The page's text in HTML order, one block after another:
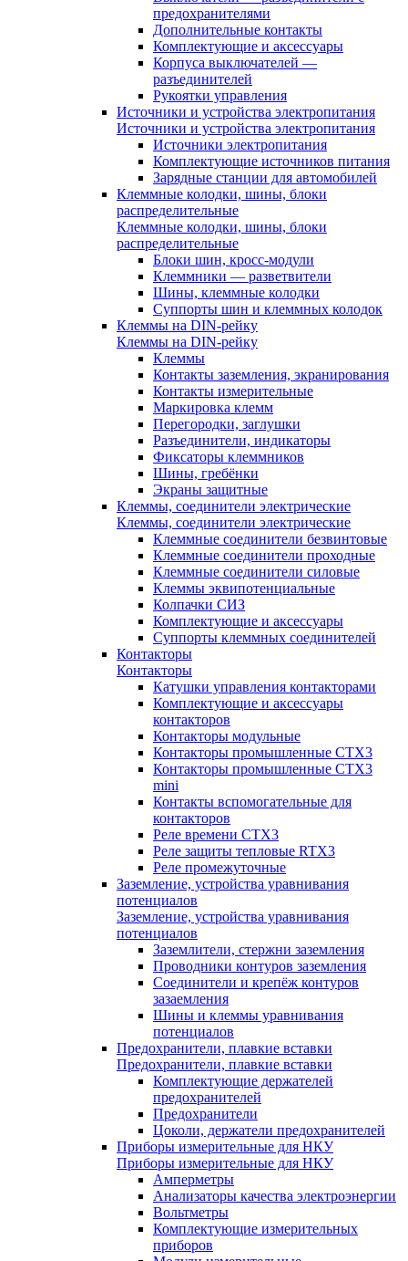
предохранителями
Дополнительные контакты
Комплектующие и аксессуары
Корпуса выключателей —
разъединителей
Рукоятки управления
Источники и устройства электропитания
Источники и устройства электропитания
Источники электропитания
Комплектующие источников питания
Зарядные станции для автомобилей
Клеммные колодки, шины, блоки
распределительные
Клеммные колодки, шины, блоки
распределительные
Блоки шин, кросс-модули
Клеммники — разветвители
Шины, клеммные колодки
Суппорты шин и клеммных колодок
Клеммы на DIN-рейку
Клеммы на DIN-рейку
Клеммы
Контакты заземления, экранирования
Контакты измерительные
Маркировка клемм
Перегородки, заглушки
Разъединители, индикаторы
Фиксаторы клеммников
Шины, гребёнки
Экраны защитные
Клеммы, соединители электрические
Клеммы, соединители электрические
Клеммные соединители безвинтовые
Клеммные соединители проходные
Клеммные соединители силовые
Клеммы эквипотенциальные
Колпачки СИЗ
Комплектующие и аксессуары
Суппорты клеммных соединителей
Контакторы
Контакторы
Катушки управления контакторами
Комплектующие и аксессуары
контакторов
Контакторы модульные
Контакторы промышленные CTX3
Контакторы промышленные CTX3
mini
Контакты вспомогательные для
контакторов
Реле времени CTX3
Реле защиты тепловые RTX3
Реле промежуточные
Заземление, устройства уравнивания
потенциалов
Заземление, устройства уравнивания
потенциалов
Заземлители, стержни заземления
Проводники контуров заземления
Соединители и крепёж контуров
зазаемления
Шины и клеммы уравнивания
потенциалов
Предохранители, плавкие вставки
Предохранители, плавкие вставки
Комплектующие держателей
предохранителей
Предохранители
Цоколи, держатели предохранителей
Приборы измерительные для НКУ
Приборы измерительные для НКУ
Амперметры
Анализаторы качества электроэнергии
Вольтметры
Комплектующие измерительных
приборов